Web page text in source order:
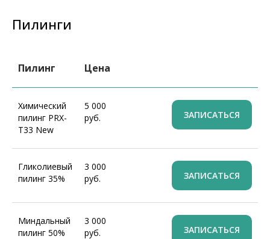
Пилинги
Пилинг Цена
Химический
пилинг PRX-
T33 New
5 000
руб.
ЗАПИСАТЬСЯ
Гликолиевый
пилинг 35%
3 000
руб.
ЗАПИСАТЬСЯ
Миндальный
пилинг 50%
3 000
руб.
ЗАПИСАТЬСЯ